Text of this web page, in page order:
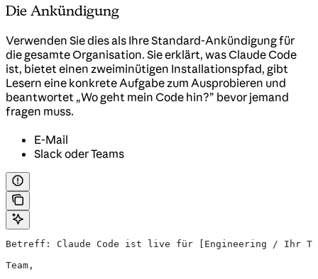
Die Ankündigung
Verwenden Sie dies als Ihre Standard-Ankündigung für
die gesamte Organisation. Sie erklärt, was Claude Code
ist, bietet einen zweiminütigen Installationspfad, gibt
Lesern eine konkrete Aufgabe zum Ausprobieren und
beantwortet „Wo geht mein Code hin?” bevor jemand
fragen muss.
E-Mail
Slack oder Teams
Betreff: Claude Code ist live für [Engineering / Ihr
Team,